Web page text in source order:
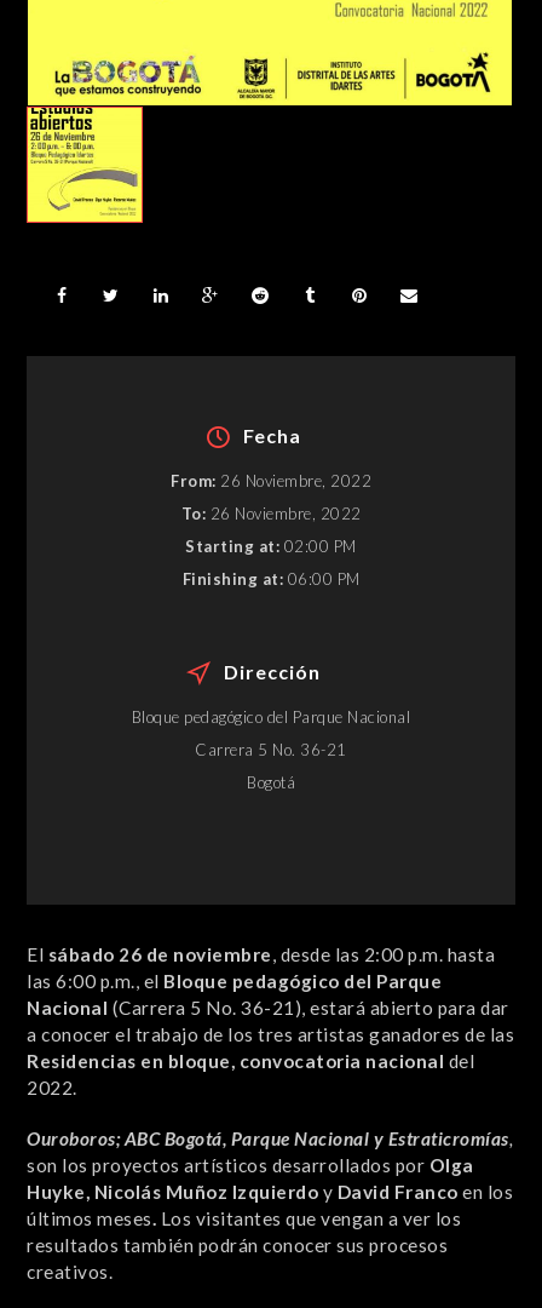
Fecha
From: 26 Noviembre, 2022
To: 26 Noviembre, 2022
Starting at: 02:00 PM
Finishing at: 06:00 PM
Dirección
Bloque pedagógico del Parque Nacional
Carrera 5 No. 36-21
Bogotá
El sábado 26 de noviembre, desde las 2:00 p.m. hasta
las 6:00 p.m., el Bloque pedagógico del Parque
Nacional (Carrera 5 No. 36-21), estará abierto para dar
a conocer el trabajo de los tres artistas ganadores de las
Residencias en bloque, convocatoria nacional del
2022.
Ouroboros; ABC Bogotá, Parque Nacional y Estraticromías,
son los proyectos artísticos desarrollados por Olga
Huyke, Nicolás Muñoz Izquierdo y David Franco en los
últimos meses. Los visitantes que vengan a ver los
resultados también podrán conocer sus procesos
creativos.